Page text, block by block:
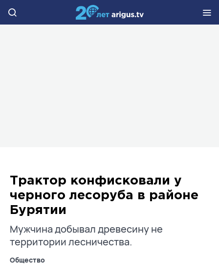
Трактор конфисковали у
черного лесоруба в районе
Бурятии
Мужчина добывал древесину не
территории лесничества.
Общество